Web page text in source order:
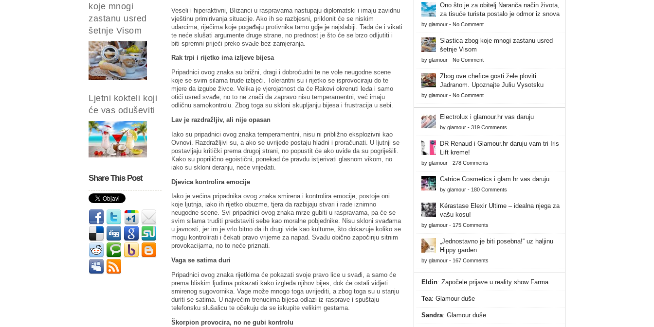
koje mnogi
zastanu usred
šetnje Visom
Ljetni kokteli koji
će vas oduševiti
Share This Post
Veseli i hiperaktivni, Blizanci u raspravama nastupaju diplomatski i imaju zavidnu
vještinu primirivanja situacije. Ako ih se razbjesni, priklonit će se niskim
udarcima, riječima koje pogađaju protivnika tamo gdje je najslabiji. Tada će i vikati
te neće slušati argumente druge strane, no prednost je što će se brzo odljutiti i
biti spremni prijeći preko svađe bez zamjeranja.
Rak trpi i rijetko ima izljeve bijesa
Pripadnici ovog znaka su brižni, dragi i dobroćudni te ne vole neugodne scene
koje se svim silama trude izbjeći. Tolerantni su i rijetko se isprovociraju do te
mjere da izgube živce. Velika je vjerojatnost da će Rakovi okrenuti leđa i samo
otići usred svađe, no to ne znači da zapravo nisu temperamentni, već imaju
odličnu samokontrolu. Zbog toga su skloni skupljanju bijesa i frustracija u sebi.
Lav je razdražljiv, ali nije opasan
Iako su pripadnici ovog znaka temperamentni, nisu ni približno eksplozivni kao
Ovnovi. Razdražljivi su, a ako se uvrijede postaju hladni i proračunati. U ljutnji se
postavljaju kritički prema drugoj strani, no popustit će ako uvide da su pogriješili.
Kako su poprilično egoistični, ponekad će pravdu istjerivati glasnom vikom, no
iako su skloni deranju, neće vrijeđati.
Djevica kontrolira emocije
Iako je većina pripadnika ovog znaka smirena i kontrolira emocije, postoje oni
koje ljutnja, iako ih rijetko obuzme, tjera da razbijaju stvari i rade iznimno
neugodne scene. Svi pripadnici ovog znaka mrze gubiti u raspravama, pa će se
svim silama truditi predstaviti sebe kao moralne pobjednike. Nisu skloni svađama
u javnosti, jer im je vrlo bitno da ih drugi vide kao kulturne, što dokazuje koliko se
mogu kontrolirati i čekati pravo vrijeme za napad. Svađu obično započinju sitnim
provokacijama, no to neće priznati.
Vaga se satima duri
Pripadnici ovog znaka rijetkima će pokazati svoje pravo lice u svađi, a samo će
prema bliskim ljudima pokazati kako izgleda njihov bijes, dok će ostali vidjeti
smirenog sugovornika. Vage može mnogo toga uvrijediti, a zbog toga su u stanju
duriti se satima. U najvećim trenucima bijesa odlazi iz rasprave i spuštaju
telefonsku slušalicu te očekuju da se iskupite velikim gestama.
Škorpion provocira, no ne gubi kontrolu
Ono što je za obitelj Naranča način života,
za tisuće turista postalo je odmor iz snova
by glamour - No Comment
Slastica zbog koje mnogi zastanu usred
šetnje Visom
by glamour - No Comment
Zbog ove chefice gosti žele ploviti
Jadranom. Upoznajte Juliu Vysotsku
by glamour - No Comment
Electrolux i glamour.hr vas daruju
by glamour - 319 Comments
DR Renaud i Glamour.hr daruju vam tri Iris
Lift kreme!
by glamour - 278 Comments
Catrice Cosmetics i glam.hr vas daruju
by glamour - 180 Comments
Kérastase Elexir Ultime – idealna njega za
vašu kosu!
by glamour - 175 Comments
„Jednostavno je biti posebna!“ uz haljinu
Hippy garden
by glamour - 167 Comments
Eldin: Započele prijave u reality show Farma
Tea: Glamour duše
Sandra: Glamour duše